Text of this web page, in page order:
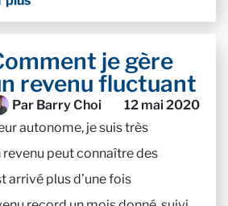
je gère
revenu fluctuant
Par Barry Choi
12 mai 2020
autonome, je suis très
peut connaître des
arrivé plus d’une fois